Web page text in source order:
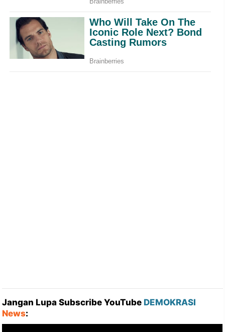
Jangan Lupa Subscribe YouTube DEMOKRASI
News: